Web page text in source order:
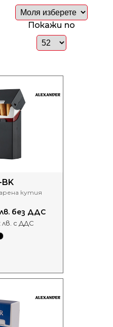
Покажи по
BK
кутия
без ДДС
лв. с ДДС